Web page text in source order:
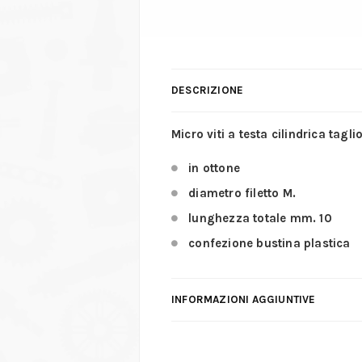
DESCRIZIONE
Micro viti a testa cilindrica
in ottone
diametro filetto M.
lunghezza totale mm. 10
confezione bustina plastica
INFORMAZIONI AGGIUNTIVE